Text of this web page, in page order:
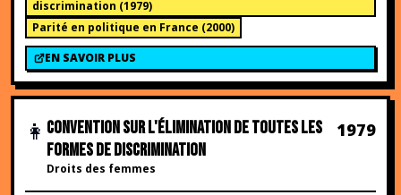
discrimination (1979)
Parité en politique en France (2000)
EN SAVOIR PLUS
👩 CONVENTION SUR L'ÉLIMINATION DE TOUTES LES
FORMES DE DISCRIMINATION
Droits des femmes
1979